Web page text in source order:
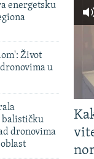
energetsku
Život
u
balističku
dronovima